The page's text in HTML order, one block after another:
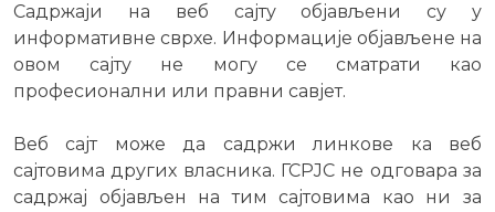
Садржаји на веб сајту објављени су у
информативне сврхе. Информације објављене на
овом сајту не могу се сматрати као
професионални или правни савјет.
Веб сајт може да садржи линкове ка веб
сајтовима других власника. ГСРЈС не одговара за
садржај објављен на тим сајтовима као ни за